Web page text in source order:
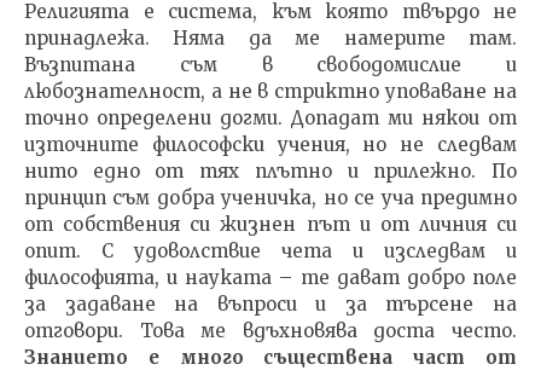
Религията е система, към която твърдо не
принадлежа. Няма да ме намерите там.
Възпитана съм в свободомислие и
любознателност, а не в стриктно уповаване на
точно определени догми. Допадат ми някои от
източните философски учения, но не следвам
нито едно от тях плътно и прилежно. По
принцип съм добра ученичка, но се уча предимно
от собствения си жизнен път и от личния си
опит. С удоволствие чета и изследвам и
философията, и науката – те дават добро поле
за задаване на въпроси и за търсене на
отговори. Това ме вдъхновява доста често.
Знанието е много съществена част от